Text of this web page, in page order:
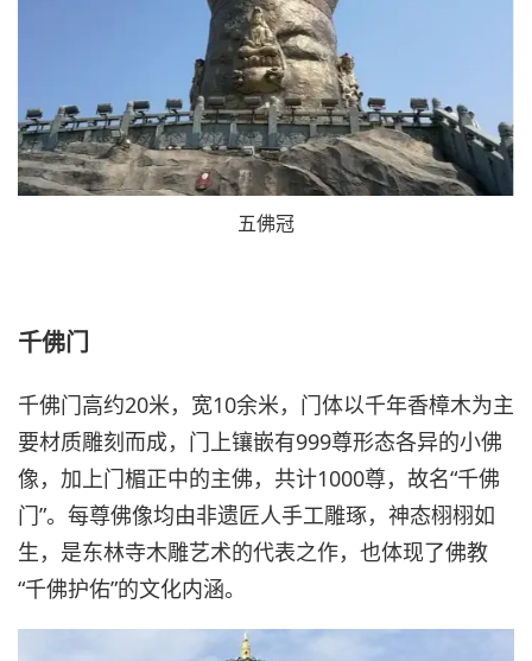
五佛冠
千佛门
千佛门高约20米，宽10余米，门体以千年香樟木为主
要材质雕刻而成，门上镶嵌有999尊形态各异的小佛
像，加上门楣正中的主佛，共计1000尊，故名“千佛
门”。每尊佛像均由非遗匠人手工雕琢，神态栩栩如
生，是东林寺木雕艺术的代表之作，也体现了佛教
“千佛护佑”的文化内涵。